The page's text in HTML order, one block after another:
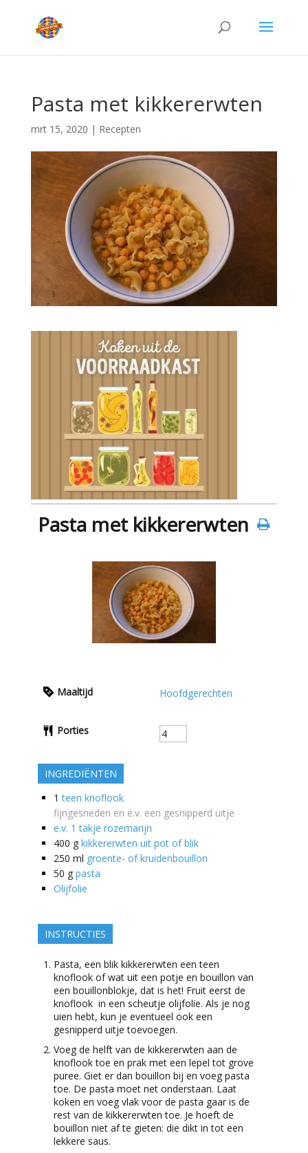
Pasta met kikkererwten
mrt 15, 2020 | Recepten
Pasta met kikkererwten
Maaltijd Hoofdgerechten
Porties
INGREDIËNTEN
1 teen knoflook
fijngesneden en e.v. een gesnipperd uitje
e.v. 1 takje rozemarijn
400 g kikkererwten uit pot of blik
250 ml groente- of kruidenbouillon
50 g pasta
Olijfolie
INSTRUCTIES
Pasta, een blik kikkererwten een teen
knoflook of wat uit een potje en bouillon van
een bouillonblokje, dat is het! Fruit eerst de
knoflook in een scheutje olijfolie. Als je nog
uien hebt, kun je eventueel ook een
gesnipperd uitje toevoegen.
Voeg de helft van de kikkererwten aan de
knoflook toe en prak met een lepel tot grove
puree. Giet er dan bouillon bij en voeg pasta
toe. De pasta moet net onderstaan. Laat
koken en voeg vlak voor de pasta gaar is de
rest van de kikkererwten toe. Je hoeft de
bouillon niet af te gieten: die dikt in tot een
lekkere saus.